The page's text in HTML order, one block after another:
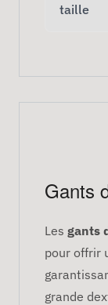
taille
Gants
Les gants
pour offrir
grande